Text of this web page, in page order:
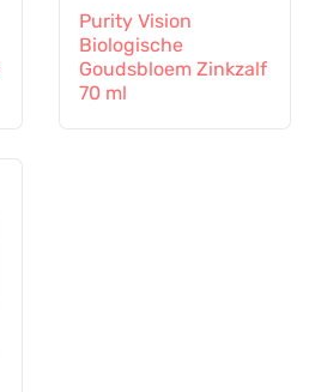
Purity Vision
Biologische
Goudsbloem Zinkzalf
70 ml